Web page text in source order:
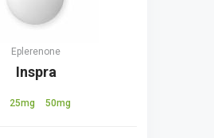
Eplerenone
Inspra
25mg 50mg